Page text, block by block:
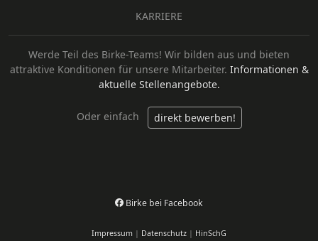
KARRIERE
Werde Teil des Birke-Teams! Wir bilden aus und bieten
attraktive Konditionen für unsere Mitarbeiter. Informationen &
aktuelle Stellenangebote.
Oder einfach direkt bewerben!
Birke bei Facebook
Impressum | Datenschutz | HinSchG